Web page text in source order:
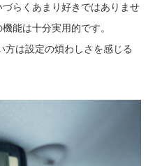
らくあまり好きではありませ
能は十分実用的です。
方は設定の煩わしさを感じる